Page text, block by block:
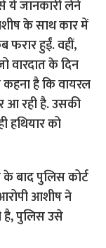
जानकारी लेने
के साथ कार में
फरार हुईं. वहीं,
वारदात के दिन
है कि वायरल
आ रही है. उसकी
हथियार को
बाद पुलिस कोर्ट
आशीष ने
है, पुलिस उसे